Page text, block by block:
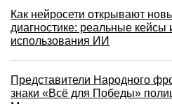
Как нейросети открывают
диагностике: реальные кейсы
использования ИИ
Представители Народного
знаки «Всё для Победы»